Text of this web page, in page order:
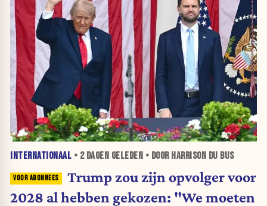
INTERNATIONAAL • 2 DAGEN GELEDEN • DOOR HARRISON DU BUS
Trump zou zijn opvolger voor
2028 al hebben gekozen: "We moeten